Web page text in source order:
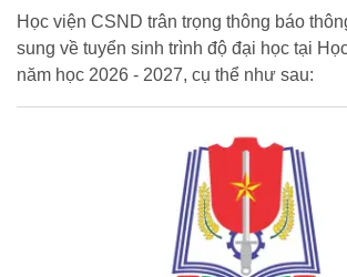
Học viện CSND trân trọng thông báo
sung về tuyển sinh trình độ đại học tại
năm học 2026 - 2027, cụ thể như sau: